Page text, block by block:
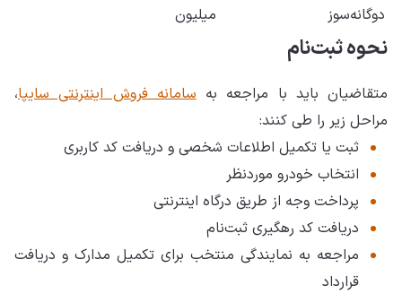
دوگانه‌سوز
میلیون
نحوه ثبت‌نام
متقاضیان باید با مراجعه بهسامانه فروش اینترنتی سایپا،
مراحل زیر را طی کنند:
ثبت یا تکمیل اطلاعات شخصی و دریافت کد کاربری
انتخاب خودرو موردنظر
پرداخت وجه از طریق درگاه اینترنتی
دریافت کد رهگیری ثبت‌نام
مراجعه به نمایندگی منتخب برای تکمیل مدارک و دریافت
قرارداد